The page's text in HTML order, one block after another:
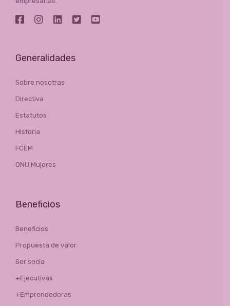
Generalidades
Sobre nosotras
Directiva
Estatutos
Historia
FCEM
ONU Mujeres
Beneficios
Beneficios
Propuesta de valor
Ser socia
+Ejecutivas
+Emprendedoras